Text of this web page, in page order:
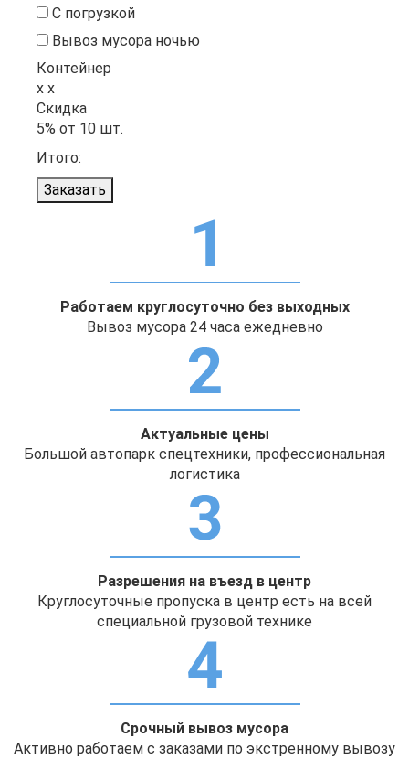
С погрузкой
Вывоз мусора ночью
Контейнер
x x
Скидка
5% от 10 шт.
Итого:
Заказать
Работаем круглосуточно без выходных
Вывоз мусора 24 часа ежедневно
Актуальные цены
Большой автопарк спецтехники, профессиональная
логистика
Разрешения на въезд в центр
Круглосуточные пропуска в центр есть на всей
специальной грузовой технике
Срочный вывоз мусора
Активно работаем с заказами по экстренному вывозу